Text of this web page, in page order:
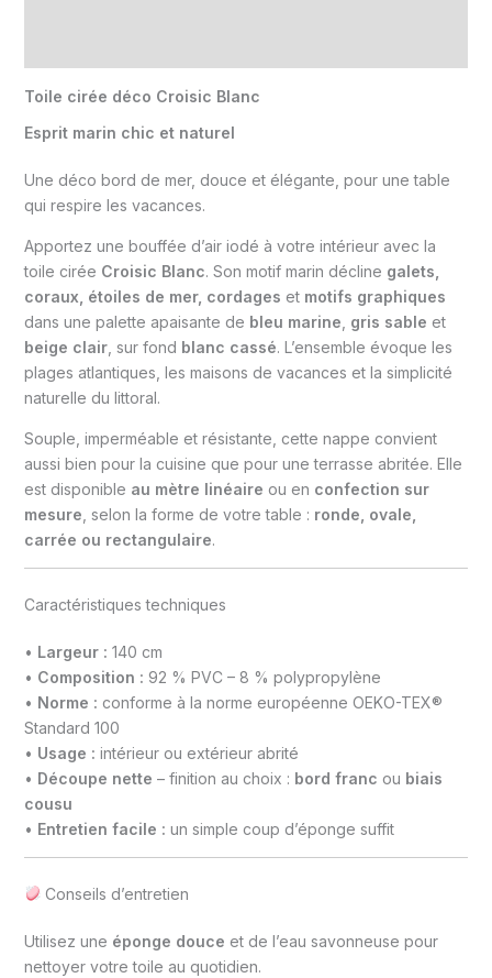
Toile cirée déco Croisic Blanc
Esprit marin chic et naturel
Une déco bord de mer, douce et élégante, pour une table
qui respire les vacances.
Apportez une bouffée d’air iodé à votre intérieur avec la
toile cirée Croisic Blanc. Son motif marin décline galets,
coraux, étoiles de mer, cordages et motifs graphiques
dans une palette apaisante de bleu marine gris sable et
beige clair, sur fond blanc cassé. L’ensemble évoque les
plages atlantiques, les maisons de vacances et la simplicité
naturelle du littoral.
Souple, imperméable et résistante, cette nappe convient
aussi bien pour la cuisine que pour une terrasse abritée. Elle
est disponible au mètre linéaire ou en confection sur
mesure , selon la forme de votre table : ronde, ovale,
carrée ou rectangulaire.
Caractéristiques techniques
• Largeur : 140 cm
• Composition : 92 % PVC – 8 % polypropylène
• Norme : conforme à la norme européenne OEKO-TEX®
Standard 100
• Usage : intérieur ou extérieur abrité
• Découpe nette – finition au choix : bord franc ou biais
cousu
• Entretien facile : un simple coup d’éponge suffit
Conseils d’entretien
Utilisez une éponge douce et de l’eau savonneuse pour
nettoyer votre toile au quotidien.